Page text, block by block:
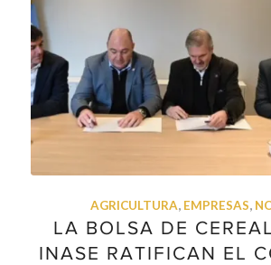
AGRICULTURA, EMPRESAS,
LA BOLSA DE
INASE RATIFICAN EL